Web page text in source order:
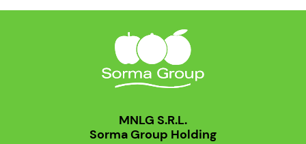
MNLG S.R.L.
Sorma Group Holding